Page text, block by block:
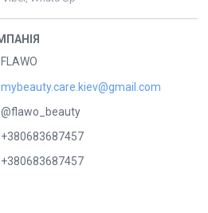
FLAWO
mybeauty.care.kiev@gmail.com
@flawo_beauty
+380683687457
+380683687457